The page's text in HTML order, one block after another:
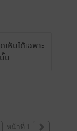
ห็นได้เฉพาะ
น
หน้าที่ 1